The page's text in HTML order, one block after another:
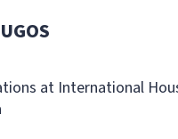
at International